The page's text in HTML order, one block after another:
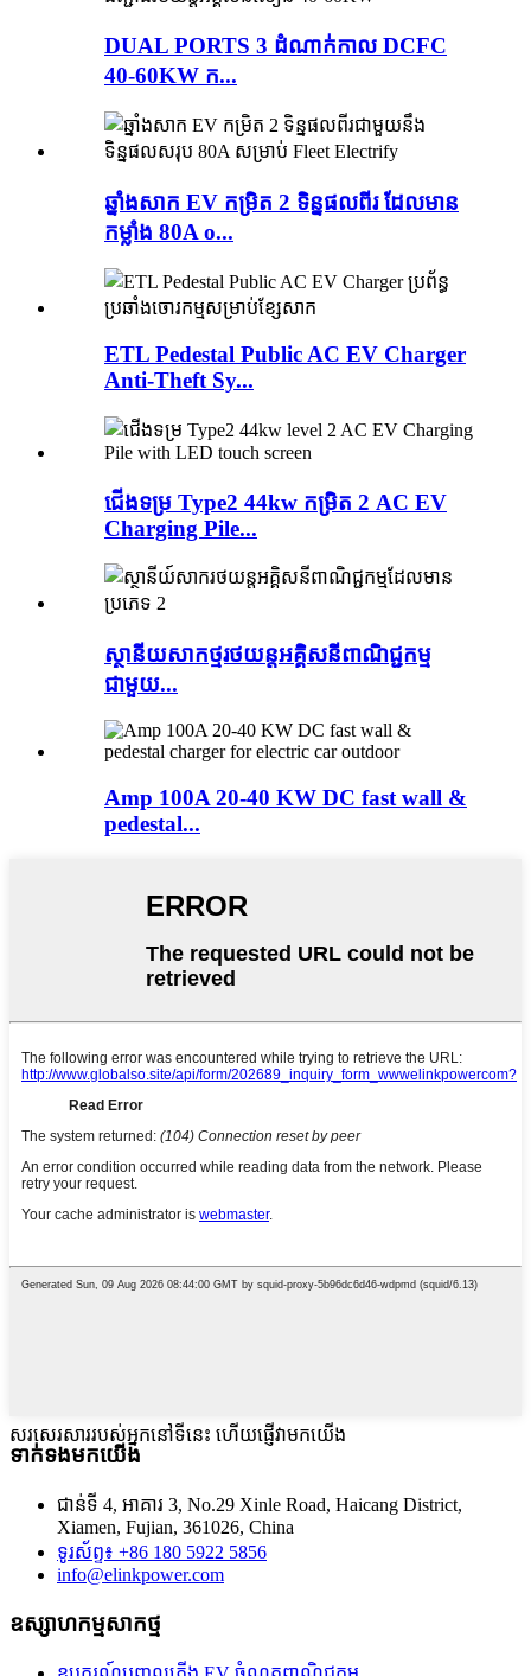
DUAL PORTS 3 ដំណាក់កាល DCFC
40-60KW ក...
ឆ្នាំងសាក EV កម្រិត 2 ទិន្នផលពីរ ដែលមាន
កម្លាំង 80A o...
ETL Pedestal Public AC EV Charger
Anti-Theft Sy...
ជើងទម្រ Type2 44kw កម្រិត 2 AC EV
Charging Pile...
ស្ថានីយ​សាក​ថ្ម​រថយន្ត​អគ្គិសនី​ពាណិជ្ជកម្ម​
ជាមួយ...
Amp 100A 20-40 KW DC fast wall &
pedestal...
សរសេរសាររបស់អ្នកនៅទីនេះ ហើយផ្ញើវាមកយើង
ទាក់ទងមកយើង
ជាន់ទី 4, អាគារ 3, No.29 Xinle Road, Haicang District,
Xiamen, Fujian, 361026, China
ទូរស័ព្ទ៖ +86 180 5922 5856
info@elinkpower.com
ឧស្សាហកម្មសាកថ្ម